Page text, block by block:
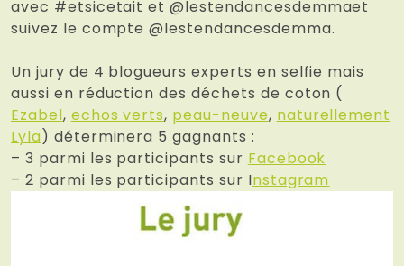
avec #etsicetait et @lestendancesdemmaet
suivez le compte @lestendancesdemma.
Un jury de 4 blogueurs experts en selfie mais
aussi en réduction des déchets de coton (
Ezabel, echos verts, peau-neuve, naturellement
Lyla) déterminera 5 gagnants :
– 3 parmi les participants sur Facebook
– 2 parmi les participants sur Instagram